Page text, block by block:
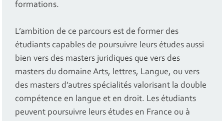
formations.
L’ambition de ce parcours est de former des
étudiants capables de poursuivre leurs études aussi
bien vers des masters juridiques que vers des
masters du domaine Arts, lettres, Langue, ou vers
des masters d’autres spécialités valorisant la double
compétence en langue et en droit. Les étudiants
peuvent poursuivre leurs études en France ou à